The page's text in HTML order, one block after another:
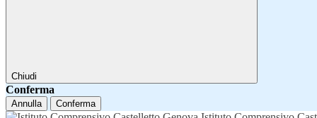
Chiudi
Conferma
Annulla Conferma